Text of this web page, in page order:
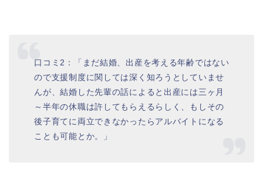
口コミ2：「まだ結婚、出産を考える年齢ではない
ので支援制度に関しては深く知ろうとしていませ
んが、結婚した先輩の話によると出産には三ヶ月
～半年の休職は許してもらえるらしく、もしその
後子育てに両立できなかったらアルバイトになる
ことも可能とか。」